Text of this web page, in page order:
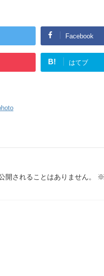
Facebook
B! はてブ
開されることはありません。 ※